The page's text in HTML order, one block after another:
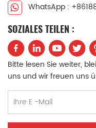
ermöglichen es
enge ländliche
Straßen, Bergpfade,
Wohnstraßen,
Zufahrtsstraßen
Industrieparks
Schulwege, die
schwere
Feuerwehrfahrzeuge
schwer
sind, problemlos
WhatsApp :
SOZIALES TEILEN :
Bitte lesen Sie weiter,
uns und wir freuen uns